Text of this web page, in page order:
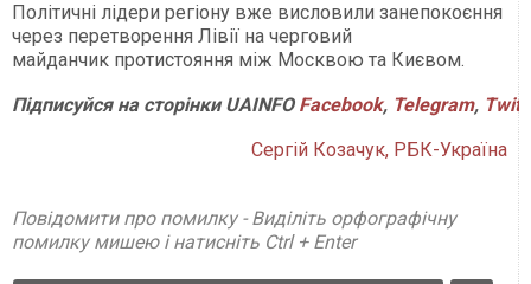
Політичні лідери регіону вже висловили занепокоєння
через перетворення Лівії на черговий
майданчик протистояння між Москвою та Києвом.
ПідписуйсянасторінкиUAINFO Facebook, Telegram,
Сергій Козачук, РБК-Україна
Повідомити про помилку - Виділіть орфографічну
помилку мишею і натисніть Ctrl + Enter